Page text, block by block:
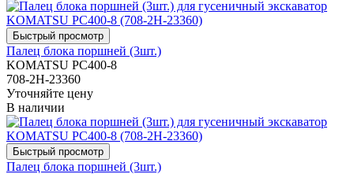
Палец блока поршней (3шт.)
KOMATSU PC400-8
708-2H-23360
Уточняйте цену
В наличии
Палец блока поршней (3шт.)